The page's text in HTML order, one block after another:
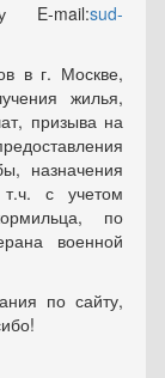
E-mail:sud-
в г. Москве,
жилья,
призыва на
назначения
с учетом
по
военной
по сайту,